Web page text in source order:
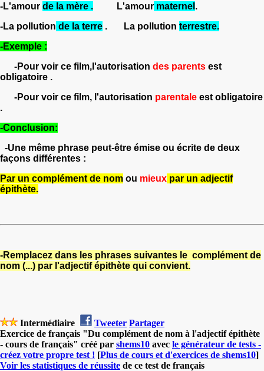
-L'amour de la mère . L'amour maternel .
-La pollution de la terre . La pollution terrestre.
-Exemple :
-Pour voir ce film,l'autorisation des parents est
obligatoire .
-Pour voir ce film, l'autorisation parentale est obligatoire
.
-Conclusion:
-Une même phrase peut-être émise ou écrite de deux
façons différentes :
Par un complément de nom ou mieux par un adjectif
épithète.
-Remplacez dans les phrases suivantes le complément de
nom (...) par l'adjectif épithète qui convient.
Intermédiaire Tweeter Partager
Exercice de français "Du complément de nom à l'adjectif épithète
- cours de français" créé par shems10 avec le générateur de tests -
créez votre propre test ! [Plus de cours et d'exercices de shems10]
Voir les statistiques de réussite de ce test de français